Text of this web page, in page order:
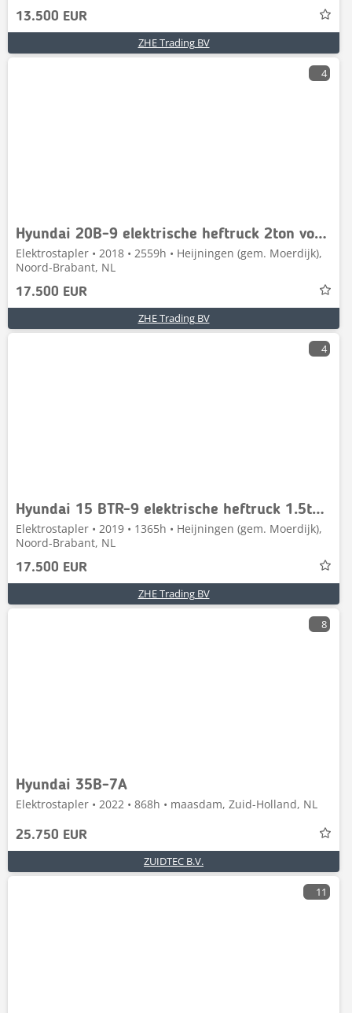
13.500 EUR
ZHE Trading BV
4
Hyundai 20B-9 elektrische heftruck 2ton vorkheftruck
Elektrostapler • 2018 • 2559h • Heijningen (gem. Moerdijk),
Noord-Brabant, NL
17.500 EUR
ZHE Trading BV
4
Hyundai 15 BTR-9 elektrische heftruck 1.5ton 1500kg
Elektrostapler • 2019 • 1365h • Heijningen (gem. Moerdijk),
Noord-Brabant, NL
17.500 EUR
ZHE Trading BV
8
Hyundai 35B-7A
Elektrostapler • 2022 • 868h • maasdam, Zuid-Holland, NL
25.750 EUR
ZUIDTEC B.V.
11